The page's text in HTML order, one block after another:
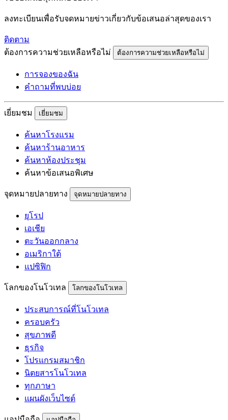
ลงทะเบียนเพื่อรับจดหมายข่าวเกี่ยวกับข้อเสนอล่าสุดของเรา
ติดตาม
ต้องการความช่วยเหลือหรือไม่
ต้องการความช่วยเหลือหรือไม่
การจองของฉัน
คำถามที่พบบ่อย
เยี่ยมชม เยี่ยมชม
ค้นหาโรงแรม
ค้นหาร้านอาหาร
ค้นหาห้องประชุม
ค้นหาข้อเสนอพิเศษ
จุดหมายปลายทาง จุดหมายปลายทาง
ยุโรป
เอเชีย
ตะวันออกกลาง
อเมริกาใต้
แปซิฟิก
โลกของโนโวเทล โลกของโนโวเทล
ประสบการณ์ที่โนโวเทล
ครอบครัว
สุขภาพดี
ธุรกิจ
โปรแกรมสมาชิก
นิตยสารโนโวเทล
ทุกภาษา
แผนผังเว็บไซต์